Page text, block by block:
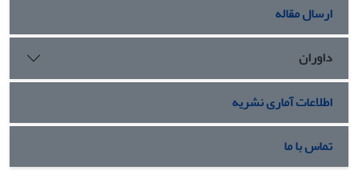
ارسال مقاله
داوران
اطلاعات آماری نشریه
تماس با ما